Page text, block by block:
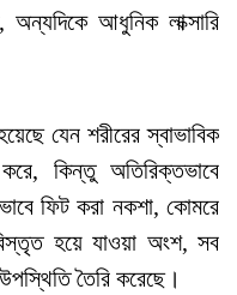
অন্যদিকে আধুনিক লাক্সারি
যেন শরীরের স্বাভাবিক
কিন্তু অতিরিক্তভাবে
ফিট করা নকশা, কোমরে
বিস্তৃত হয়ে যাওয়া অংশ, সব
তৈরি করেছে।